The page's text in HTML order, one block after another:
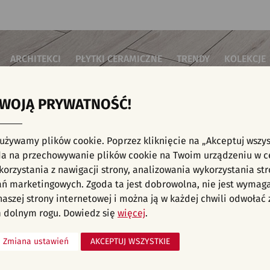
ARCHITEKCI PŁYTKI CERAMICZNE TRENDY KOLEKCJE
do sypialni
kuchenne
łazienkowe
na schody
na taras
komercyjne
Płytki ścienne
Płytki cegiełki
Płytki drewnopodobne
Płytki heksagonalne
Płytki jodełka
Płytki kamienne
Płytki kolorowe
Płytki
Płytki we
KAFELKI - INWESTYCJE, SYPIALNIA,
aranżacji spełniających wybrane filtry. Przejdź do pełnejoferty
PRYWATNOŚĆ!
plików cookie. Poprzez kliknięcie na „Akceptuj
na przechowywanie plików cookie na Twoim urządzeniu w
z nawigacji strony, analizowania wykorzystania
marketingowych. Zgoda ta jest dobrowolna, nie jest
strony internetowej i można ją w każdej chwili odwołać
dolnym rogu. Dowiedz się więcej.
Zmiana ustawień AKCEPTUJ WSZYSTKIE